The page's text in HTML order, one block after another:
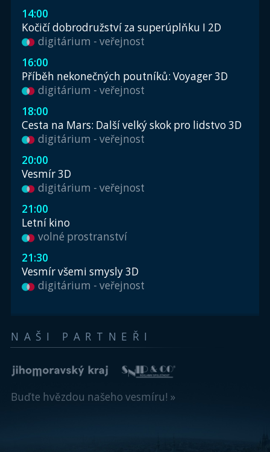
14:00
Kočičí dobrodružství za superúplňku I 2D
digitárium - veřejnost
16:00
Příběh nekonečných poutníků: Voyager 3D
digitárium - veřejnost
18:00
Cesta na Mars: Další velký skok pro lidstvo 3D
digitárium - veřejnost
20:00
Vesmír 3D
digitárium - veřejnost
21:00
Letní kino
volné prostranství
21:30
Vesmír všemi smysly 3D
digitárium - veřejnost
NAŠI PARTNEŘI
Buďte hvězdou našeho vesmíru! »